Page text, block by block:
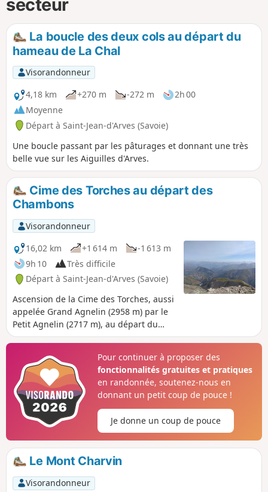
secteur
La boucle des deux cols au départ du
hameau de La Chal
Visorandonneur
4,18 km
+270 m -272 m
2h 00
Moyenne
Départ à Saint-Jean-d'Arves (Savoie)
Une boucle passant par les pâturages et donnant une très
belle vue sur les Aiguilles d'Arves.
Cime des Torches au départ des
Chambons
Visorandonneur
16,02 km
+1 614 m
-1 613 m
9h 10
Très difficile
Départ à Saint-Jean-d'Arves (Savoie)
Ascension de la Cime des Torches, aussi
appelée Grand Agnelin (2958 m) par le
Petit Agnelin (2717 m), au départ du
hameau des Chambons à Saint-Jean-
hors-sentier, au cœur de la Maurienne.
Pour continuer à proposer des
fonctionnalités gratuites et pratiques
en randonnée, soutenez-nous en
donnant un petit coup de pouce !
Je donne un coup de pouce
Le Mont Charvin
Visorandonneur